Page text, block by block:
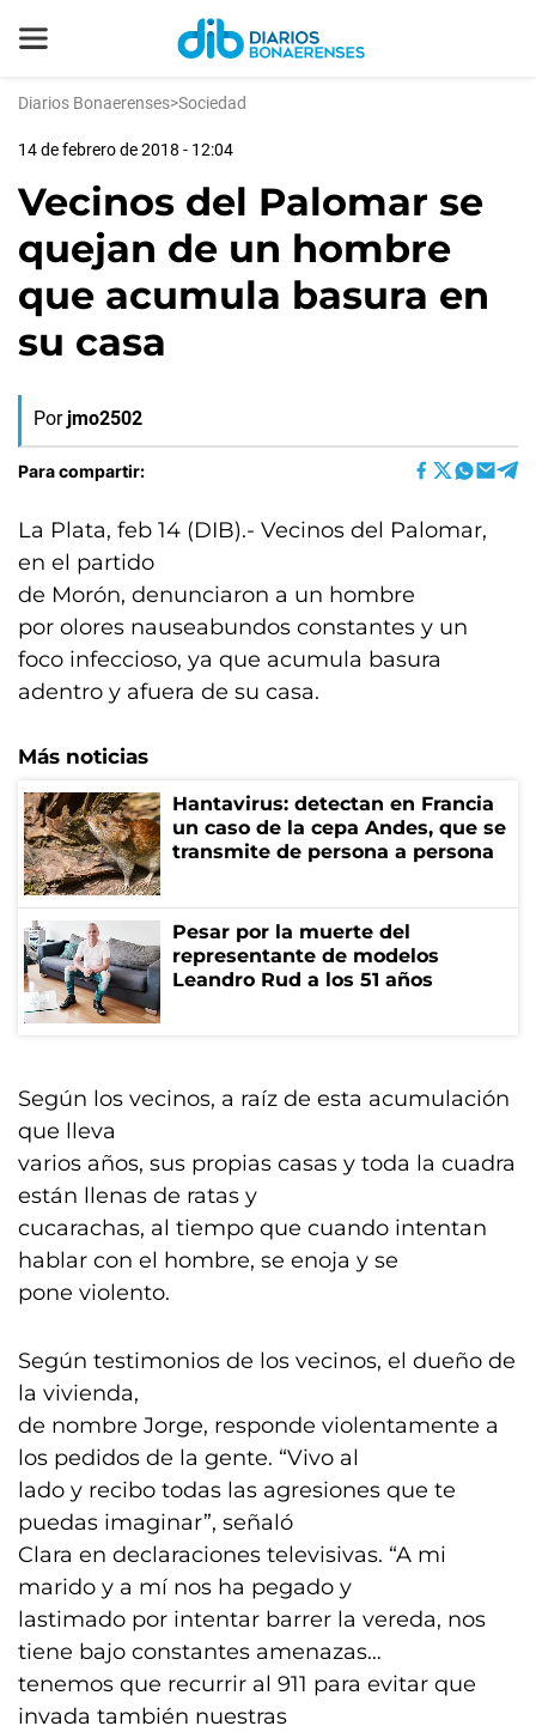
Diarios Bonaerenses>Sociedad
14 de febrero de 2018 - 12:04
Vecinos del Palomar se
quejan de un hombre
que acumula basura en
su casa
Por jmo2502
Para compartir:
La Plata, feb 14 (DIB).- Vecinos del Palomar,
en el partido
de Morón, denunciaron a un hombre
por olores nauseabundos constantes y un
foco infeccioso, ya que acumula basura
adentro y afuera de su casa.
Más noticias
Hantavirus: detectan en Francia
un caso de la cepa Andes, que se
transmite de persona a persona
Pesar por la muerte del
representante de modelos
Leandro Rud a los 51 años
Según los vecinos, a raíz de esta acumulación
que lleva
varios años, sus propias casas y toda la cuadra
están llenas de ratas y
cucarachas, al tiempo que cuando intentan
hablar con el hombre, se enoja y se
pone violento.
Según testimonios de los vecinos, el dueño de
la vivienda,
de nombre Jorge, responde violentamente a
los pedidos de la gente. “Vivo al
lado y recibo todas las agresiones que te
puedas imaginar”, señaló
Clara en declaraciones televisivas. “A mi
marido y a mí nos ha pegado y
lastimado por intentar barrer la vereda, nos
tiene bajo constantes amenazas…
tenemos que recurrir al 911 para evitar que
invada también nuestras